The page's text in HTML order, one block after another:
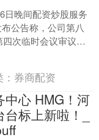
日晚间配资炒股服务
公告称，公司第八
次临时会议审议通
届董事会专门委员
券商配资
中心 HMG！河
标上新啦！_